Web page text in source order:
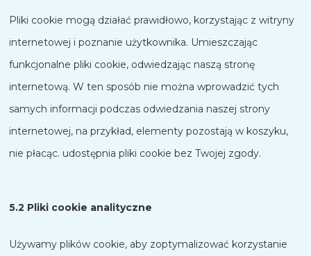
Pliki cookie mogą działać prawidłowo, korzystając z witryny
internetowej i poznanie użytkownika. Umieszczając
funkcjonalne pliki cookie, odwiedzając naszą stronę
internetową. W ten sposób nie można wprowadzić tych
samych informacji podczas odwiedzania naszej strony
internetowej, na przykład, elementy pozostają w koszyku,
nie płacąc. udostępnia pliki cookie bez Twojej zgody.
5.2 Pliki cookie analityczne
Używamy plików cookie, aby zoptymalizować korzystanie